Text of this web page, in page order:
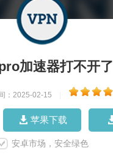
加速器打不开了
：2025-02-15
苹果下载
安卓市场，安全绿色